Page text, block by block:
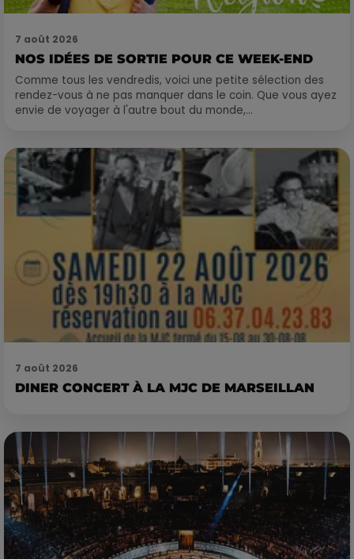
7 août 2026
NOS IDÉES DE SORTIE POUR CE WEEK-END
Comme tous les vendredis, voici une petite sélection des
rendez-vous à ne pas manquer dans le coin. Que vous ayez
envie de voyager à l'autre bout du monde,...
7 août 2026
DINER CONCERT À LA MJC DE MARSEILLAN